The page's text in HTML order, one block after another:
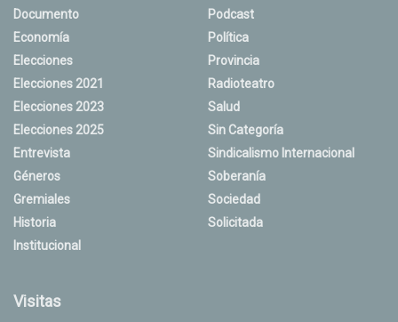
Documento
Economía
Elecciones
Elecciones 2021
Elecciones 2023
Elecciones 2025
Entrevista
Géneros
Gremiales
Historia
Institucional
Podcast
Política
Provincia
Radioteatro
Salud
Sin Categoría
Sindicalismo Internacional
Soberanía
Sociedad
Solicitada
Visitas